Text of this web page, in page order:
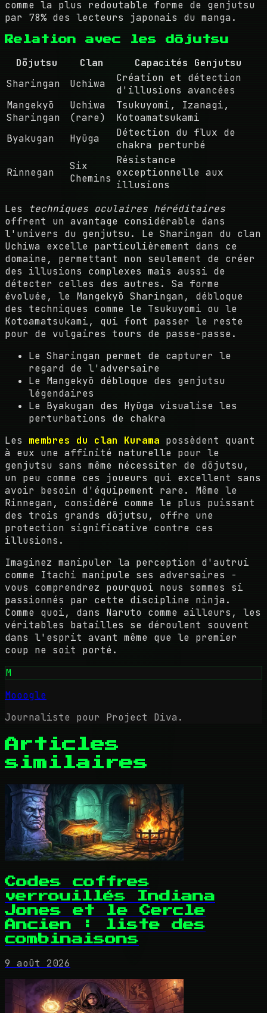
comme la plus redoutable forme de genjutsu
par 78% des lecteurs japonais du manga.
Relation avec les dōjutsu
Dōjutsu Clan
Capacités Genjutsu
Sharingan
Uchiwa
Création et détection
d'illusions avancées
Mangekyō
Sharingan
Uchiwa
(rare)
Tsukuyomi, Izanagi,
Kotoamatsukami
Byakugan
Hyūga
Détection du flux de
chakra perturbé
Rinnegan
Six
Chemins
Résistance
exceptionnelle aux
illusions
Les
techniques oculaires héréditaires
offrent un avantage considérable dans
l'univers du genjutsu. Le Sharingan du clan
Uchiwa excelle particulièrement dans ce
domaine, permettant non seulement de créer
des illusions complexes mais aussi de
détecter celles des autres. Sa forme
évoluée, le Mangekyō Sharingan, débloque
des techniques comme le Tsukuyomi ou le
Kotoamatsukami, qui font passer le reste
pour de vulgaires tours de passe-passe.
Le Sharingan permet de capturer le
regard de l'adversaire
Le Mangekyō débloque des genjutsu
légendaires
Le Byakugan des Hyūga visualise les
perturbations de chakra
Les membres du clan Kurama possèdent quant
à eux une affinité naturelle pour le
genjutsu sans même nécessiter de dōjutsu,
un peu comme ces joueurs qui excellent sans
avoir besoin d'équipement rare. Même le
Rinnegan, considéré comme le plus puissant
des trois grands dōjutsu, offre une
protection significative contre ces
illusions.
Imaginez manipuler la perception d'autrui
comme Itachi manipule ses adversaires -
vous comprendrez pourquoi nous sommes si
passionnés par cette discipline ninja.
Comme quoi, dans Naruto comme ailleurs, les
véritables batailles se déroulent souvent
dans l'esprit avant même que le premier
coup ne soit porté.
M
Mooogle
Journaliste pour Project Diva.
Articles
similaires
Codes coffres
verrouillés Indiana
Jones et le Cercle
Ancien : liste des
combinaisons
9 août 2026